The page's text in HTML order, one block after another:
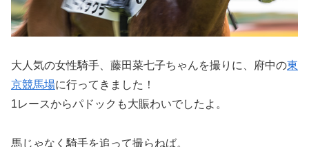
大人気の女性騎手、藤田菜七子ちゃんを撮りに、府中の東
京競馬場に行ってきました！
1レースからパドックも大賑わいでしたよ。
馬じゃなく騎手を追って撮らねば。